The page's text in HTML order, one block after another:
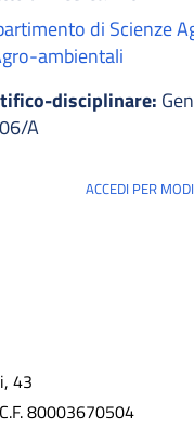
di Scienze
ambientali
disciplinare:
A
ACCEDI PER
43
80003670504